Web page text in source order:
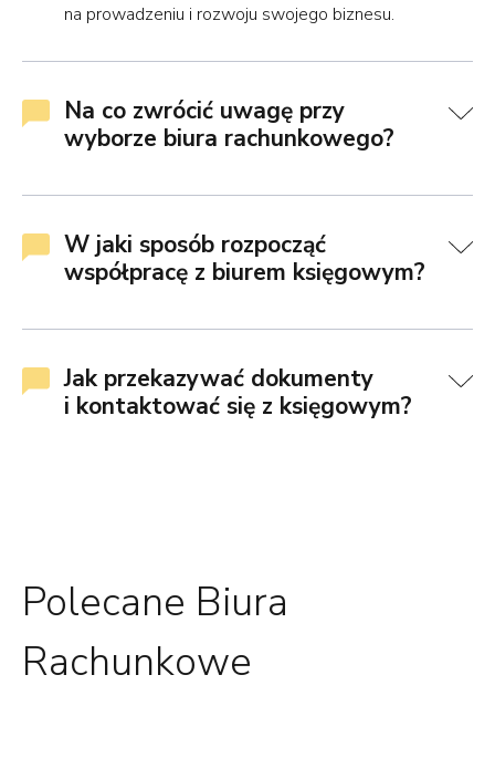
na prowadzeniu i rozwoju swojego biznesu.
Na co zwrócić uwagę przy
wyborze biura rachunkowego?
W jaki sposób rozpocząć
współpracę z biurem księgowym?
Jak przekazywać dokumenty
i kontaktować się z księgowym?
Polecane Biura
Rachunkowe